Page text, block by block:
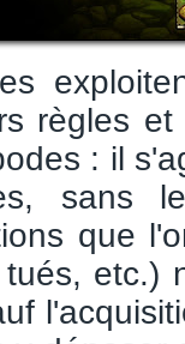
règles
: il
sans
que
tués, etc.)